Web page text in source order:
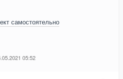
самостоятельно
05:52